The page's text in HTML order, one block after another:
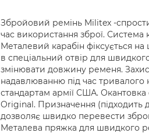
Збройовий ремінь Militex -
час використання зброї. Система
Металевий карабін фіксується на
в спеціальний отвір для
змінювати довжину ременя.
надавлюванню під час тривалого
стандартам армії США.
Original. Призначення (підходить
дозволяє швидко перевести
Металева пряжка для швидкого